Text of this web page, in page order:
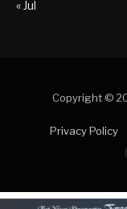
« Jul
Copyright ©
Privacy Policy